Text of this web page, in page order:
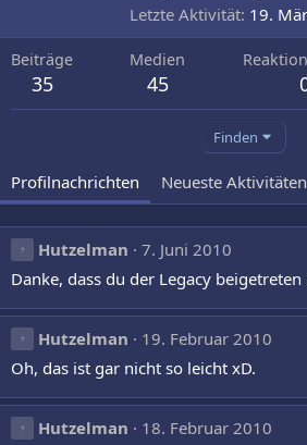
Letzte Aktivität 19.
Beiträge
35
Medien
45
Finden
Profilnachrichten Neueste Aktivitäten
Hutzelman
7. Juni 2010
Danke, dass du der Legacy beigetreten
Hutzelman
19. Februar 2010
Oh, das ist gar nicht so leicht xD.
Hutzelman
18. Februar 2010